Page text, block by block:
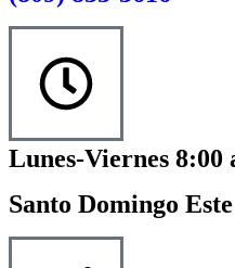
Lunes-Viernes 8:00
Santo Domingo Este